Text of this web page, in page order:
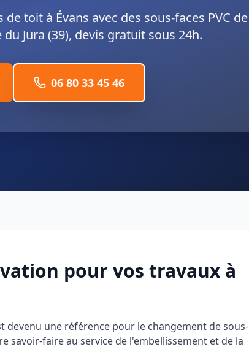
toit à Évans avec des sous-faces PVC de
Jura (39), devis gratuit sous 24h.
06 80 33 45 46
pour vos travaux à
devenu une référence pour le changement de sous-
savoir-faire au service de l'embellissement et de la